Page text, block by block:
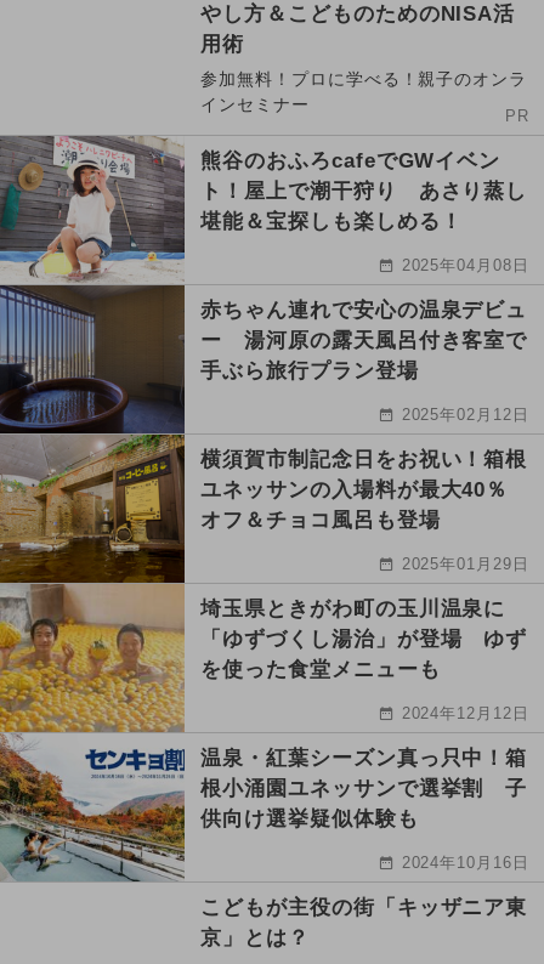
やし方＆こどものためのNISA活
用術
参加無料！プロに学べる！親子のオンラ
インセミナー
PR
熊谷のおふろcafeでGWイベン
ト！屋上で潮干狩り あさり蒸し
堪能＆宝探しも楽しめる！
2025年04月08日
赤ちゃん連れで安心の温泉デビュ
ー 湯河原の露天風呂付き客室で
手ぶら旅行プラン登場
2025年02月12日
横須賀市制記念日をお祝い！箱根
ユネッサンの入場料が最大40％
オフ＆チョコ風呂も登場
2025年01月29日
埼玉県ときがわ町の玉川温泉に
「ゆずづくし湯治」が登場 ゆず
を使った食堂メニューも
2024年12月12日
温泉・紅葉シーズン真っ只中！箱
根小涌園ユネッサンで選挙割 子
供向け選挙疑似体験も
2024年10月16日
こどもが主役の街「キッザニア東
京」とは？